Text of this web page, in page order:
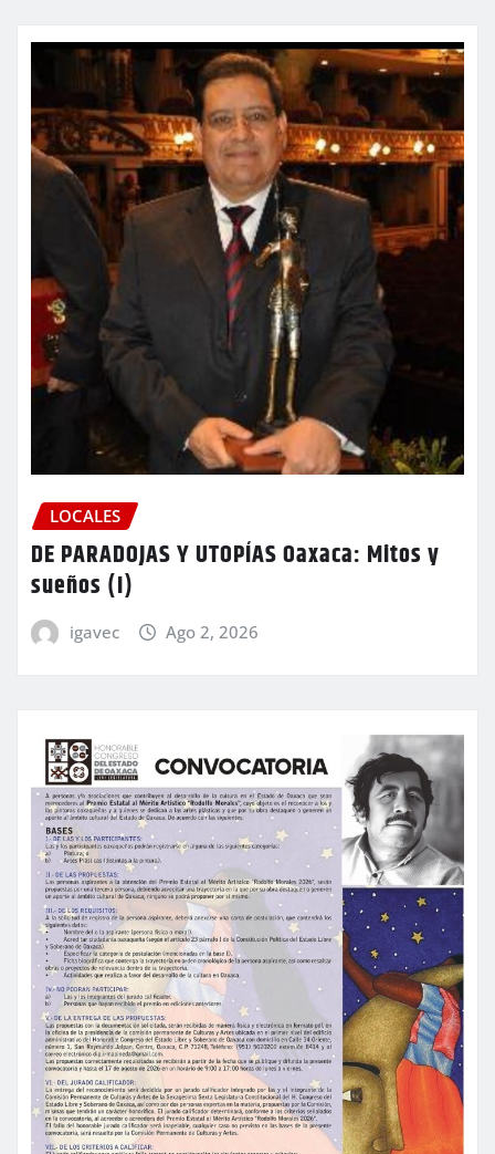
LOCALES
DE PARADOJAS Y UTOPÍAS Oaxaca: Mitos y
sueños (I)
igavec Ago 2, 2026